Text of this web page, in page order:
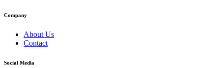
Company
About Us
Contact
Social Media